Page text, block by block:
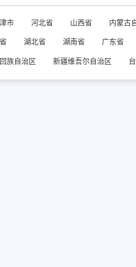
市 河北省 山西省 内蒙古
湖北省 湖南省 广东省
族自治区 新疆维吾尔自治区